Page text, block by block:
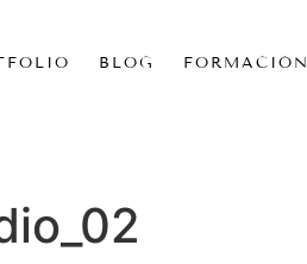
BLOG FORMACIÓN